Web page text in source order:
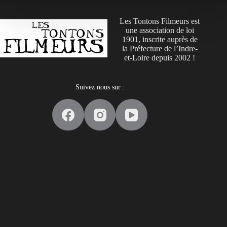
Les Tontons Filmeurs est
une association de loi
1901, inscrite auprès de
la Préfecture de l’Indre-
et-Loire depuis 2002 !
Suivez nous sur :